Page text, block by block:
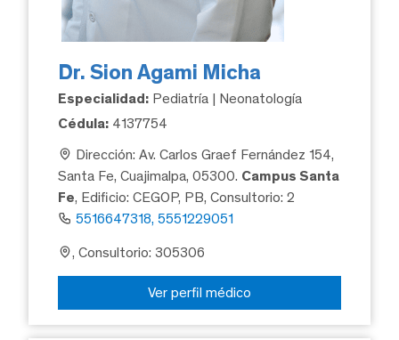
Dr. Sion Agami Micha
Especialidad: Pediatría | Neonatología
Cédula: 4137754
Dirección: Av. Carlos Graef Fernández 154,
Santa Fe, Cuajimalpa, 05300. Campus Santa
Fe, Edificio: CEGOP, PB, Consultorio: 2
5516647318, 5551229051
, Consultorio: 305306
Ver perfil médico